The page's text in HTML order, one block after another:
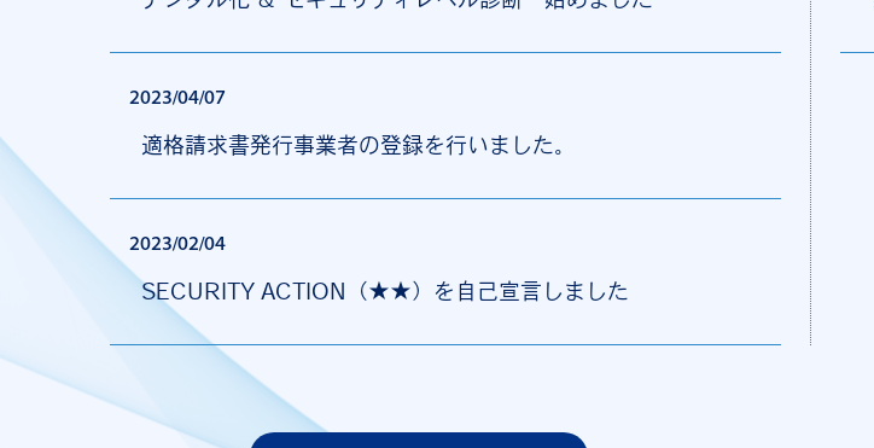
2023/04/07
適格請求書発行事業者の登録を行いました。
2023/02/04
SECURITY ACTION（★★）を自己宣言しました